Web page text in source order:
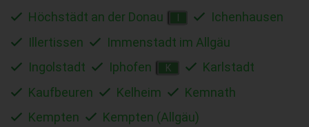
Höchstädt an der Donau
Ichenhausen
Illertissen
Immenstadt im Allgäu
Ingolstadt
Iphofen K
Karlstadt
Kaufbeuren
Kelheim
Kemnath
Kempten
Kempten (Allgäu)